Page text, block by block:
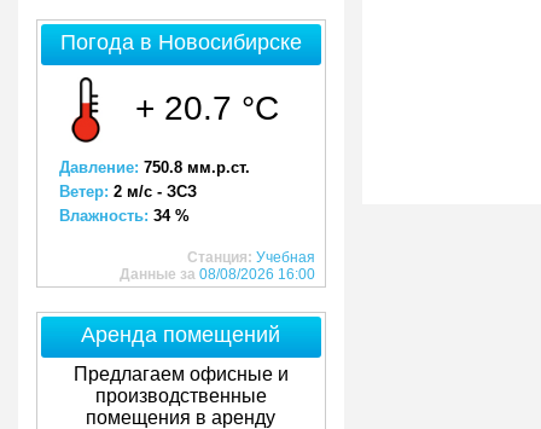
Погода в Новосибирске
+ 20.7 °C
Давление: 750.8 мм.р.ст.
Ветер: 2 м/с - ЗСЗ
Влажность: 34 %
Станция: Учебная
Данные за 08/08/2026 16:00
Аренда помещений
Предлагаем офисные и
производственные
помещения в аренду